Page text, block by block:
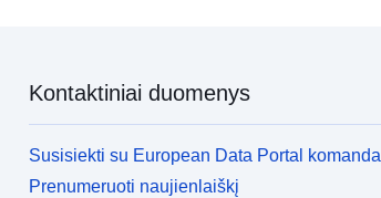
Kontaktiniai duomenys
Susisiekti su European Data Portal komanda
Prenumeruoti naujienlaiškį